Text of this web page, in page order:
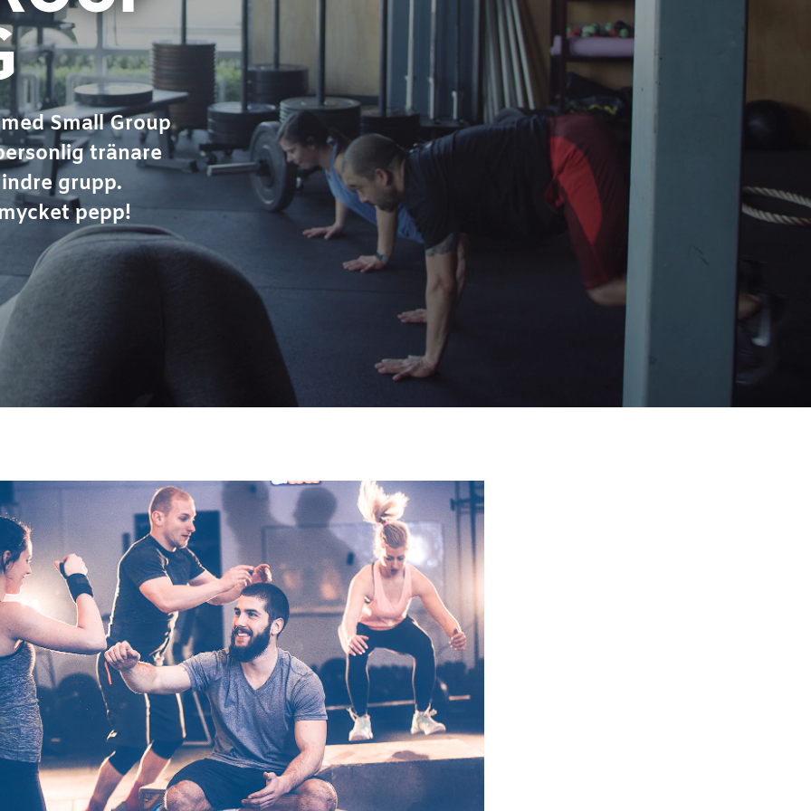
medSmall Group
tränare
grupp.
pepp!